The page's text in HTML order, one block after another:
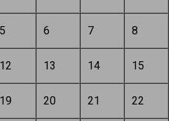
5 6 7 8
12 13 14 15
19 20 21 22